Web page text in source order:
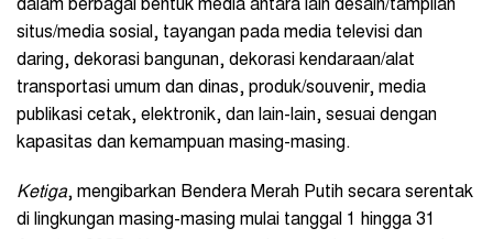
dalam berbagai bentuk media antara lain desain/tampilan
situs/media sosial, tayangan pada media televisi dan
daring, dekorasi bangunan, dekorasi kendaraan/alat
transportasi umum dan dinas, produk/souvenir, media
publikasi cetak, elektronik, dan lain-lain, sesuai dengan
kapasitas dan kemampuan masing-masing.
Ketiga, mengibarkan Bendera Merah Putih secara serentak
di lingkungan masing-masing mulai tanggal 1 hingga 31